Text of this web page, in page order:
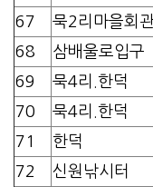
67
묵2리마을회
68
삼배울로입구
69
묵4리.한덕
70
묵4리.한덕
71
한덕
72
신원낚시터